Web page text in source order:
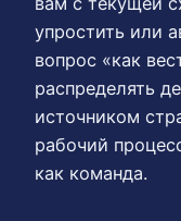
упростить или
вопрос «как
распределять
источником
рабочий
как команда.